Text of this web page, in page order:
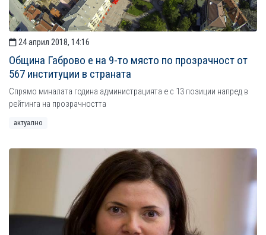
24 април 2018, 14:16
Община Габрово е на 9-то място по прозрачност от
567 институции в страната
Спрямо миналата година администрацията е с 13 позиции напред в
рейтинга на прозрачността
актуално